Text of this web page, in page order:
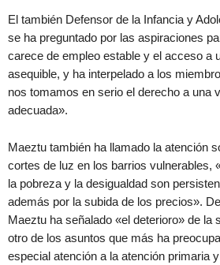
El también Defensor de la Infancia y
se ha preguntado por las aspiraciones
carece de empleo estable y el acceso a
asequible, y ha interpelado a los
nos tomamos en serio el derecho a una
adecuada».
Maeztu también ha llamado la atención
cortes de luz en los barrios vulnerables,
la pobreza y la desigualdad son
además por la subida de los precios».
Maeztu ha señalado «el deterioro» de la
otro de los asuntos que más ha
especial atención a la atención primaria